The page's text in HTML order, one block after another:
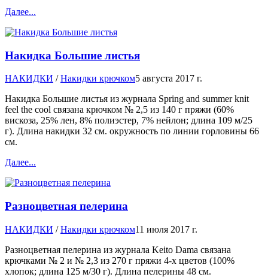
Далее...
Накидка Большие листья
НАКИДКИ /Накидки крючком5 августа 2017 г.
Накидка Большие листья из журнала Spring and summer knit
feel the cool связана крючком № 2,5 из 140 г пряжи (60%
вискоза, 25% лен, 8% полиэстер, 7% нейлон; длина 109 м/25
г). Длина накидки 32 см. окружность по линии горловины 66
см.
Далее...
Разноцветная пелерина
НАКИДКИ /Накидки крючком11 июля 2017 г.
Разноцветная пелерина из журнала Keito Dama связана
крючками № 2 и № 2,3 из 270 г пряжи 4-х цветов (100%
хлопок; длина 125 м/30 г). Длина пелерины 48 см.